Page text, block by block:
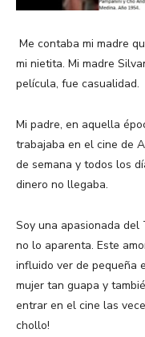
Me contaba mi madre
mi nietita. Mi madre
película, fue casualidad.
Mi padre, en aquella
trabajaba en el cine de
de semana y todos los
dinero no llegaba.
Soy una apasionada del
no lo aparenta. Este
influido ver de pequeña
mujer tan guapa y
entrar en el cine las
chollo!